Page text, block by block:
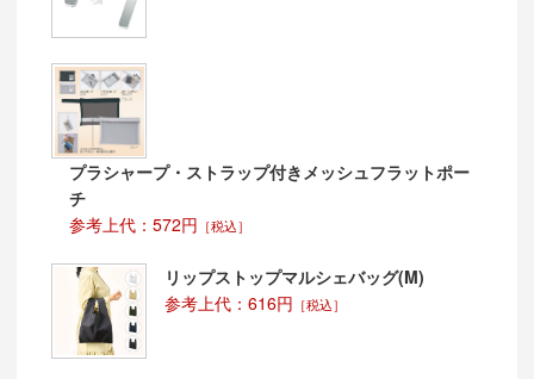
プラシャープ・ストラップ付きメッシュフラットポー
チ
参考上代：572円 ［税込］
リップストップマルシェバッグ(M)
参考上代：616円 ［税込］